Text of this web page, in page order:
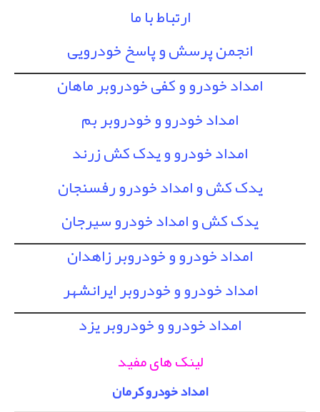
ارتباط با ما
انجمن پرسش و پاسخ خودرویی
امداد خودرو و کفی خودروبر ماهان
امداد خودرو و خودروبر بم
امداد خودرو و یدک کش زرند
یدک کش و امداد خودرو رفسنجان
یدک کش و امداد خودرو سیرجان
امداد خودرو و خودروبر زاهدان
امداد خودرو و خودروبر ایرانشهر
امداد خودرو و خودروبر یزد
لینک های مفید
امداد خودرو کرمان